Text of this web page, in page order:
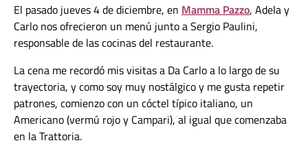
El pasado jueves 4 de diciembre, en Mamma Pazzo, Adela y
Carlo nos ofrecieron un menú junto a Sergio Paulini,
responsable de las cocinas del restaurante.
La cena me recordó mis visitas a Da Carlo a lo largo de su
trayectoria, y como soy muy nostálgico y me gusta repetir
patrones, comienzo con un cóctel típico italiano, un
Americano (vermú rojo y Campari), al igual que comenzaba
en la Trattoria.